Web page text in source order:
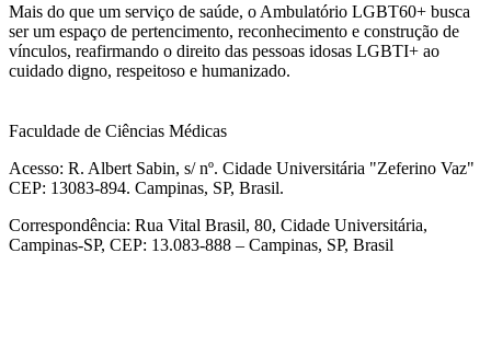
Mais do que um serviço de saúde, o Ambulatório LGBT60+ busca
ser um espaço de pertencimento, reconhecimento e construção de
vínculos, reafirmando o direito das pessoas idosas LGBTI+ ao
cuidado digno, respeitoso e humanizado.
Faculdade de Ciências Médicas
Acesso: R. Albert Sabin, s/ nº. Cidade Universitária "Zeferino Vaz"
CEP: 13083-894. Campinas, SP, Brasil.
Correspondência: Rua Vital Brasil, 80, Cidade Universitária,
Campinas-SP, CEP: 13.083-888 – Campinas, SP, Brasil